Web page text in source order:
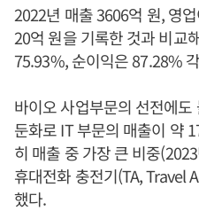
2022년 매출 3606억 원, 영
20억 원을 기록한 것과 비교
75.93%, 순이익은 87.28%
바이오 사업부문의 선전에
둔화로 IT 부문의 매출이 약
히 매출 중 가장 큰 비중
휴대전화 충전기(TA, Travel
했다.